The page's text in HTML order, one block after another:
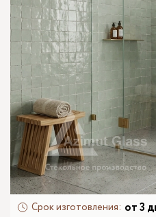
Срок изготовления: от 3